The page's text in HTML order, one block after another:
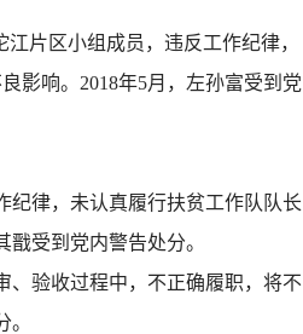
QQ
微信
片区小组成员，违反工作纪律，
影响。2018年5月，左孙富受到党
纪律，未认真履行扶贫工作队队长
受到党内警告处分。
、验收过程中，不正确履职，将不